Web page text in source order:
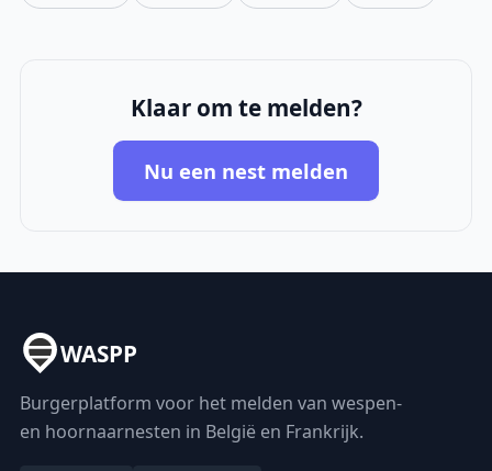
Klaar om te melden?
Nu een nest melden
WASPP
Burgerplatform voor het melden van wespen-
en hoornaarnesten in België en Frankrijk.